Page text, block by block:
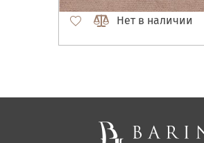
Нет в наличии
Спальни, Кровати
Корпусная мебель